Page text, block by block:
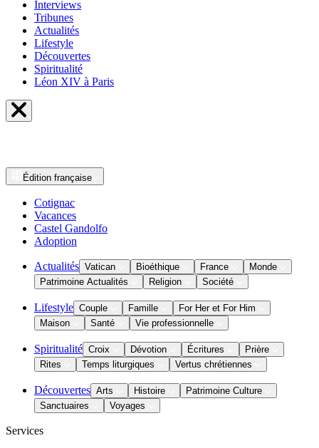
Interviews
Tribunes
Actualités
Lifestyle
Découvertes
Spiritualité
Léon XIV à Paris
Édition française
Cotignac
Vacances
Castel Gandolfo
Adoption
Actualités Vatican Bioéthique France
Monde
Patrimoine Actualités
Religion Société
Lifestyle Couple Famille
For Her et For Him
Maison
Santé Vie professionnelle
Spiritualité Croix Dévotion Écritures
Prière
Rites
Temps liturgiques Vertus chrétiennes
Découvertes Arts Histoire
Patrimoine Culture
Sanctuaires
Voyages
Services